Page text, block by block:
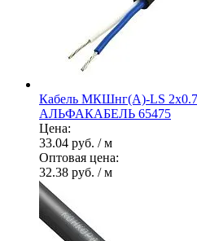
Кабель МКШнг(А)-LS
АЛЬФАКАБЕЛЬ 65475
Цена:
33.04 руб. / м
Оптовая цена:
32.38 руб. / м